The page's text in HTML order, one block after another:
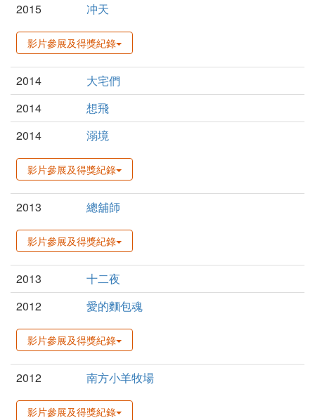
2015
冲天
影片參展及得獎紀錄
2014
大宅們
2014
想飛
2014
溺境
影片參展及得獎紀錄
2013 總舖師
影片參展及得獎紀錄
2013
十二夜
2012
愛的麵包魂
影片參展及得獎紀錄
2012 南方小羊牧場
影片參展及得獎紀錄